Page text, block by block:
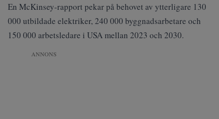
En McKinsey-rapport pekar på behovet av ytterligare 130
000 utbildade elektriker, 240 000 byggnadsarbetare och
150 000 arbetsledare i USA mellan 2023 och 2030.
ANNONS